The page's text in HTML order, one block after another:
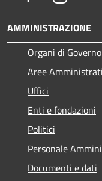
AMMINISTRAZIONE
Organi di Governo
Aree
Uffici
Enti e fondazioni
Politici
Personale
Documenti e dati